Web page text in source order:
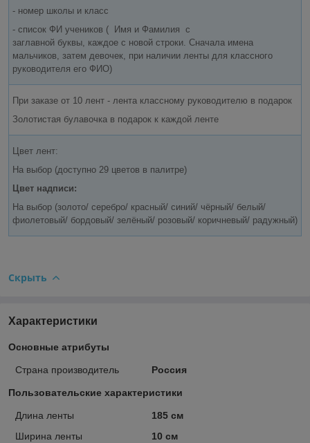
- номер школы и класс
- список ФИ учеников ( Имя и Фамилия с
заглавной буквы, каждое с новой строки. Сначала имена
мальчиков, затем девочек, при наличии ленты для классного
руководителя его ФИО)
При заказе от 10 лент - лента классному руководителю в подарок
Золотистая булавочка в подарок к каждой ленте
Цвет лент:
На выбор (доступно 29 цветов в палитре)
Цвет надписи:
На выбор (золото/ серебро/ красный/ синий/ чёрный/ белый/
фиолетовый/ бордовый/ зелёный/ розовый/ коричневый/ радужный)
Скрыть
Характеристики
Основные атрибуты
Страна производитель Россия
Пользовательские характеристики
Длина ленты
185 см
Ширина ленты
10 см